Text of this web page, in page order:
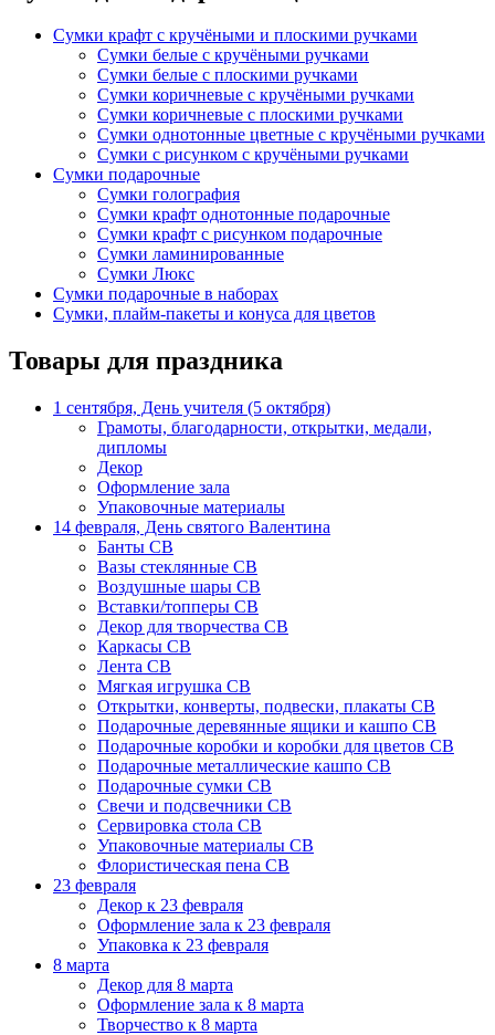
Сумки крафт с кручёными и плоскими ручками
Сумки белые с кручёными ручками
Сумки белые с плоскими ручками
Сумки коричневые с кручёными ручками
Сумки коричневые с плоскими ручками
Сумки однотонные цветные с кручёными ручками
Сумки с рисунком с кручёными ручками
Сумки подарочные
Сумки голография
Сумки крафт однотонные подарочные
Сумки крафт с рисунком подарочные
Сумки ламинированные
Сумки Люкс
Сумки подарочные в наборах
Сумки, плайм-пакеты и конуса для цветов
Товары для праздника
1 сентября, День учителя (5 октября)
Грамоты, благодарности, открытки, медали,
дипломы
Декор
Оформление зала
Упаковочные материалы
14 февраля, День святого Валентина
Банты СВ
Вазы стеклянные СВ
Воздушные шары СВ
Вставки/топперы СВ
Декор для творчества СВ
Каркасы СВ
Лента СВ
Мягкая игрушка СВ
Открытки, конверты, подвески, плакаты СВ
Подарочные деревянные ящики и кашпо СВ
Подарочные коробки и коробки для цветов СВ
Подарочные металлические кашпо СВ
Подарочные сумки СВ
Свечи и подсвечники СВ
Сервировка стола СВ
Упаковочные материалы СВ
Флористическая пена СВ
23 февраля
Декор к 23 февраля
Оформление зала к 23 февраля
Упаковка к 23 февраля
8 марта
Декор для 8 марта
Оформление зала к 8 марта
Творчество к 8 марта